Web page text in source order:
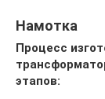
Намотка
Процесс
этапов: